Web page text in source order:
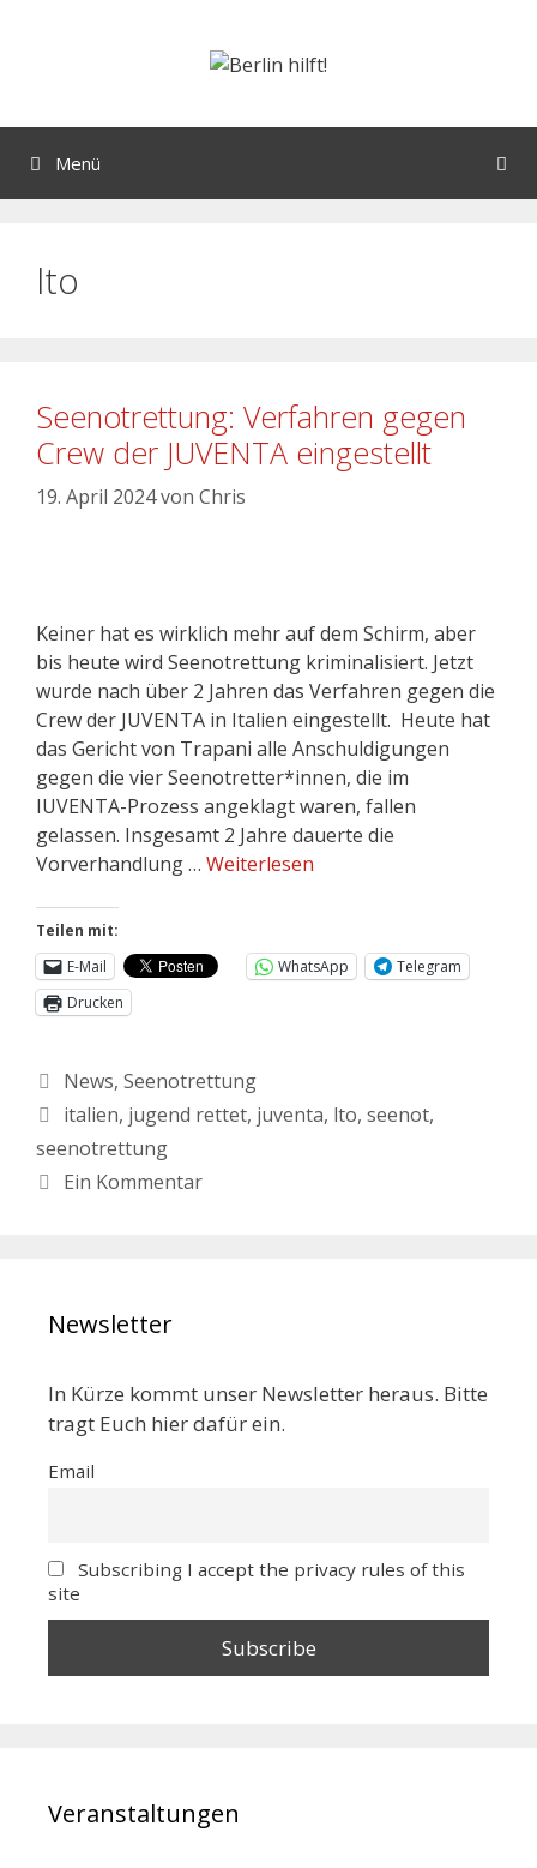
Menü
lto
Seenotrettung: Verfahren gegen
Crew der JUVENTA eingestellt
19. April 2024von Chris
Keiner hat es wirklich mehr auf dem Schirm, aber
bis heute wird Seenotrettung kriminalisiert. Jetzt
wurde nach über 2 Jahren das Verfahren gegen die
Crew der JUVENTA in Italien eingestellt. Heute hat
das Gericht von Trapani alle Anschuldigungen
gegen die vier Seenotretter*innen, die im
IUVENTA-Prozess angeklagt waren, fallen
gelassen. Insgesamt 2 Jahre dauerte die
Vorverhandlung … Weiterlesen
Teilen mit:
E-Mail
WhatsApp
Telegram
Drucken
News, Seenotrettung
italien, jugend rettet, juventa, lto, seenot,
seenotrettung
Ein Kommentar
Newsletter
In Kürze kommt unser Newsletter heraus. Bitte
tragt Euch hier dafür ein.
Email
Subscribing I accept the privacy rules of this
site
Veranstaltungen